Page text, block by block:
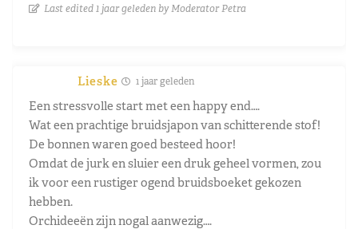
Last edited 1 jaar geleden by Moderator Petra
Lieske 1 jaar geleden
Een stressvolle start met een happy end….
Wat een prachtige bruidsjapon van schitterende stof!
De bonnen waren goed besteed hoor!
Omdat de jurk en sluier een druk geheel vormen, zou
ik voor een rustiger ogend bruidsboeket gekozen
hebben.
Orchideeën zijn nogal aanwezig….